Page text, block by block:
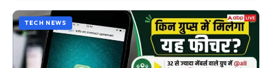
TECH NEWS